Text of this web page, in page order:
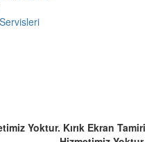
Yoktur. Kırık Ekran Tamiri